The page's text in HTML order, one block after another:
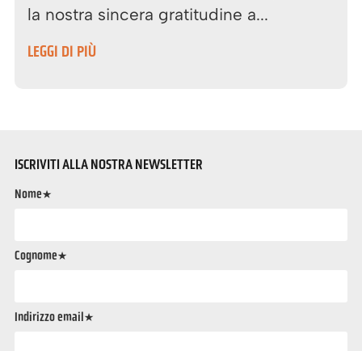
la nostra sincera gratitudine a...
LEGGI DI PIÙ
ISCRIVITI ALLA NOSTRA NEWSLETTER
Nome*
Cognome*
Indirizzo email*